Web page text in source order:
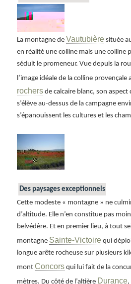
La montagne de Vautubière située
en réalité une colline mais une colline
séduit le promeneur. Vue depuis la
l’image idéale de la colline provençale
rochers de calcaire blanc, son
s’élève au-dessus de la campagne
s’épanouissent les cultures et les
Des paysages exceptionnels
Cette modeste « montagne » ne
d’altitude. Elle n’en constitue pas
belvédère. Et en premier lieu, à tout
montagne Sainte-Victoire qui
longue arête rocheuse sur plusieurs
mont Concors qui lui fait de la
mètres. Du côté de l’altière Durance,